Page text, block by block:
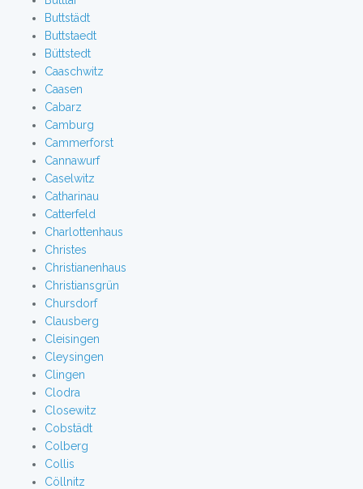
Buttstädt
Buttstaedt
Büttstedt
Caaschwitz
Caasen
Cabarz
Camburg
Cammerforst
Cannawurf
Caselwitz
Catharinau
Catterfeld
Charlottenhaus
Christes
Christianenhaus
Christiansgrün
Chursdorf
Clausberg
Cleisingen
Cleysingen
Clingen
Clodra
Closewitz
Cobstädt
Colberg
Collis
Cöllnitz